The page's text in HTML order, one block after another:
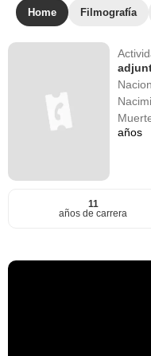
Home Filmografía
años
11
años de carrera